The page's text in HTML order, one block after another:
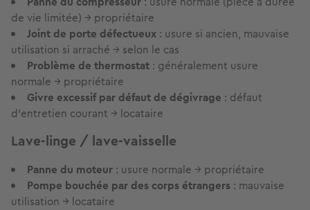
de vie limitée) → propriétaire
Joint de porte défectueux : usure si ancien, mauvaise
utilisation si arraché → selon le cas
Problème de thermostat : généralement usure
normale → propriétaire
Givre excessif par défaut de dégivrage : défaut
d'entretien courant → locataire
Lave-linge / lave-vaisselle
Panne du moteur : usure normale → propriétaire
Pompe bouchée par des corps étrangers : mauvaise
utilisation → locataire